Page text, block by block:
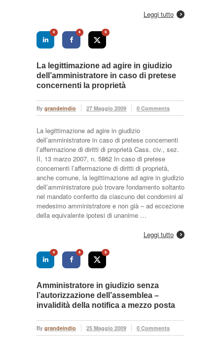
Leggi tutto
0 0 0
La legittimazione ad agire in giudizio
dell’amministratore in caso di pretese
concernenti la proprietà
By grandeindio 27 Maggio 2009 0 Comments
La legittimazione ad agire in giudizio
dell’amministratore in caso di pretese concernenti
l’affermazione di diritti di proprietà Cass. civ., sez.
II, 13 marzo 2007, n. 5862 In caso di pretese
concernenti l’affermazione di diritti di proprietà,
anche comune, la legittimazione ad agire in giudizio
dell’amministratore può trovare fondamento soltanto
nel mandato conferito da ciascuno dei condomini al
medesimo amministratore e non già – ad eccezione
della equivalente ipotesi di unanime …
Leggi tutto
0 0 0
Amministratore in giudizio senza
l’autorizzazione dell’assemblea –
invalidità della notifica a mezzo posta
By grandeindio 25 Maggio 2009 0 Comments